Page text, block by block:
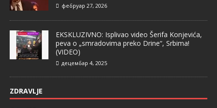
фебруар 27, 2026
EKSKLUZIVNO: Isplivao video Šerifa Konjevića,
peva o „smradovima preko Drine“, Srbima!
(VIDEO)
децембар 4, 2025
ZDRAVLJE